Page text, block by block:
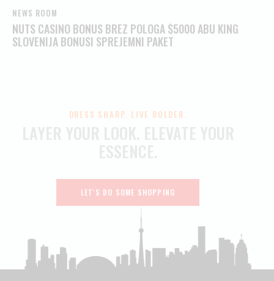
NEWS ROOM
NUTS CASINO BONUS BREZ POLOGA $5000 ABU KING
SLOVENIJA BONUSI SPREJEMNI PAKET
DRESS SHARP. LIVE BOLDER.
LET'S DO SOME SHOPPING